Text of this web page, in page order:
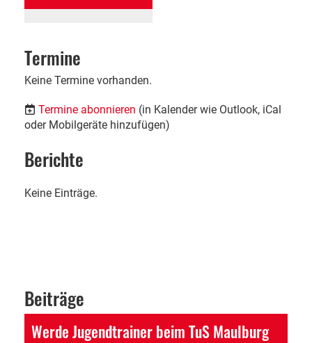
Termine
Keine Termine vorhanden.
Termine abonnieren (in Kalender wie Outlook, iCal
oder Mobilgeräte hinzufügen)
Berichte
Keine Einträge.
Beiträge
Werde Jugendtrainer beim TuS Maulburg